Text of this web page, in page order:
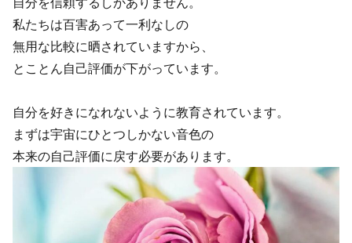
私たちは百害あって一利なしの
無用な比較に晒されていますから、
とことん自己評価が下がっています。
自分を好きになれないように教育されています。
まずは宇宙にひとつしかない音色の
本来の自己評価に戻す必要があります。